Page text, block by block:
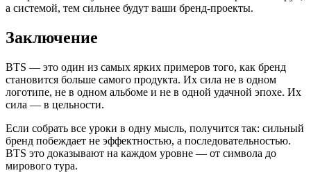
а системой, тем сильнее будут ваши бренд-проекты.
Заключение
BTS — это один из самых ярких примеров того, как бренд
становится больше самого продукта. Их сила не в одном
логотипе, не в одном альбоме и не в одной удачной эпохе. Их
сила — в цельности.
Если собрать все уроки в одну мысль, получится так: сильный
бренд побеждает не эффектностью, а последовательностью.
BTS это доказывают на каждом уровне — от символа до
мирового тура.